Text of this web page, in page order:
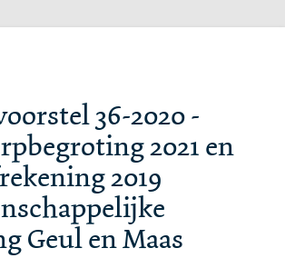
36-2020 -
2021 en
2019
Geul en Maas